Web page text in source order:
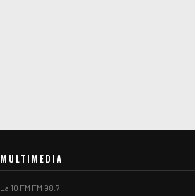
MULTIMEDIA
La 10 FM FM 98.7